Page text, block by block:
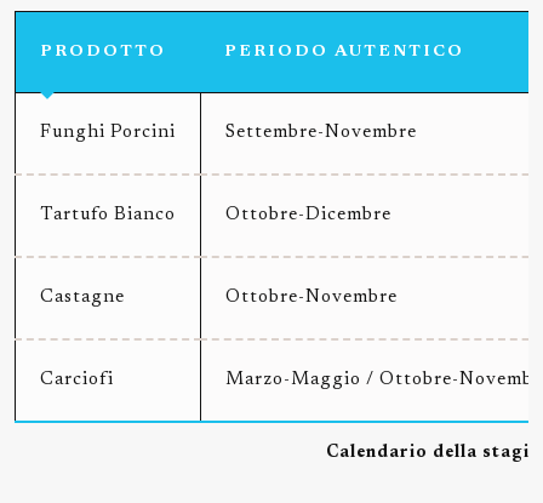
Calendario della
PRODOTTO PERIODO AUTENTICO
Funghi Porcini Settembre-Novembre
Tartufo Bianco Ottobre-Dicembre
Castagne Ottobre-Novembre
Carciofi Marzo-Maggio / Ottobre-